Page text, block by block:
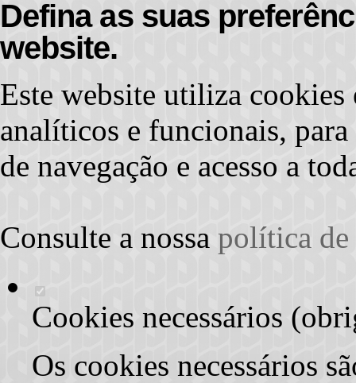
Defina as suas
website.
Este website utiliza cookies
analíticos e funcionais,
de navegação e acesso a
Consulte a nossa política de
Cookies necessários
Os cookies necessários